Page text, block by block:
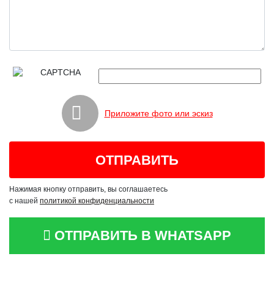
Приложите фото или эскиз
Нажимая кнопку отправить, вы соглашаетесь
с нашей политикой конфиденциальности
ОТПРАВИТЬ В WHATSAPP